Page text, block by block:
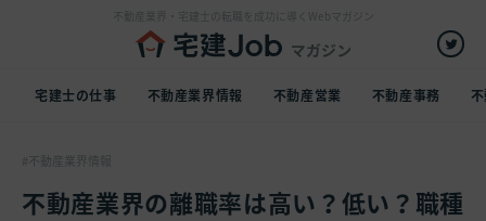
不動産業界・宅建士の転職を成功に導くWebマガジン
宅建士の仕事 不動産業界情報 不動産営業 不動産事務
不動産業界情報
不動産業界の離職率は高い？低い？職種